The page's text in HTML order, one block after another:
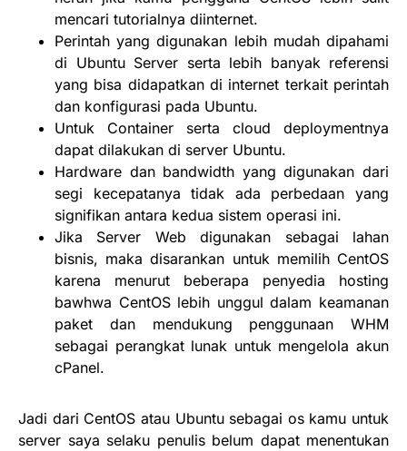
mencari tutorialnya diinternet.
Perintah yang digunakan lebih mudah dipahami
di Ubuntu Server serta lebih banyak referensi
yang bisa didapatkan di internet terkait perintah
dan konfigurasi pada Ubuntu.
Untuk Container serta cloud deploymentnya
dapat dilakukan di server Ubuntu.
Hardware dan bandwidth yang digunakan dari
segi kecepatanya tidak ada perbedaan yang
signifikan antara kedua sistem operasi ini.
Jika Server Web digunakan sebagai lahan
bisnis, maka disarankan untuk memilih CentOS
karena menurut beberapa penyedia hosting
bawhwa CentOS lebih unggul dalam keamanan
paket dan mendukung penggunaan WHM
sebagai perangkat lunak untuk mengelola akun
cPanel.
Jadi dari CentOS atau Ubuntu sebagai os kamu untuk
server saya selaku penulis belum dapat menentukan